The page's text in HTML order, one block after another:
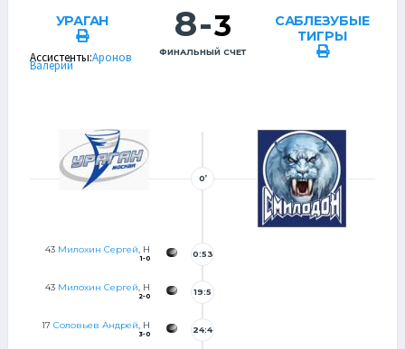
УРАГАН
Ассистенты:Аронов
Валерий
8-3
ФИНАЛЬНЫЙ СЧЕТ
САБЛЕЗУБЫЕ
ТИГРЫ
0’
43 Милохин Сергей, Н
1-0 0:53
43 Милохин Сергей, Н
2-0 19:5
17 Соловьев Андрей, Н
3-0 24:4